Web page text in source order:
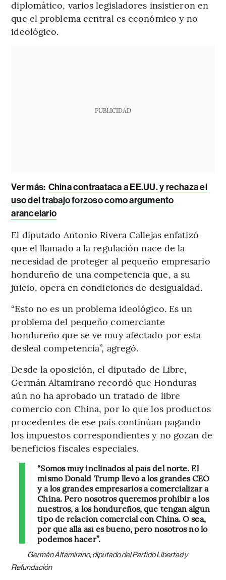
diplomático, varios legisladores insistieron en
que el problema central es económico y no
ideológico.
PUBLICIDAD
Ver más: China contraataca a EE.UU. y rechaza el
uso del trabajo forzoso como argumento
arancelario
El diputado Antonio Rivera Callejas enfatizó
que el llamado a la regulación nace de la
necesidad de proteger al pequeño empresario
hondureño de una competencia que, a su
juicio, opera en condiciones de desigualdad.
“Esto no es un problema ideológico. Es un
problema del pequeño comerciante
hondureño que se ve muy afectado por esta
desleal competencia”, agregó.
Desde la oposición, el diputado de Libre,
Germán Altamirano recordó que Honduras
aún no ha aprobado un tratado de libre
comercio con China, por lo que los productos
procedentes de ese país continúan pagando
los impuestos correspondientes y no gozan de
beneficios fiscales especiales.
“Somos muy inclinados al país del norte. El
mismo Donald Trump llevó a los grandes CEO
y a los grandes empresarios a comercializar a
China. Pero nosotros queremos prohibir a los
nuestros, a los hondureños, que tengan algún
tipo de relación comercial con China. O sea,
por qué allá así es bueno, pero nosotros no lo
podemos hacer”.
Germán Altamirano, diputado del Partido Libertad y
Refundación